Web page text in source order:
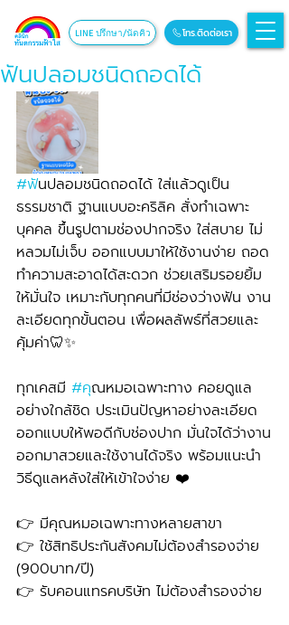
โทร.ติดต่อเรา
LINE ปรึกษา/นัดคิว
ฟันปลอมชนิดถอดได้
#ฟันปลอมชนิดถอดได้ ใส่แล้วดูเป็น
ธรรมชาติ ฐานแบบอะคริลิค สั่งทำเฉพาะ
บุคคล ขึ้นรูปตามช่องปากจริง ใส่สบาย ไม่
หลวมไม่เจ็บ ออกแบบมาให้ใช้งานง่าย ถอด
ทำความสะอาดได้สะดวก ช่วยเสริมรอยยิ้ม
ให้มั่นใจ เหมาะกับทุกคนที่มีช่องว่างฟัน งาน
ละเอียดทุกขั้นตอน เพื่อผลลัพธ์ที่สวยและ
คุ้มค่า🦷✨
ทุกเคสมี #คุณหมอเฉพาะทาง คอยดูแล
อย่างใกล้ชิด ประเมินปัญหาอย่างละเอียด
ออกแบบให้พอดีกับช่องปาก มั่นใจได้ว่างาน
ออกมาสวยและใช้งานได้จริง พร้อมแนะนำ
วิธีดูแลหลังใส่ให้เข้าใจง่าย ❤️
👉 มีคุณหมอเฉพาะทางหลายสาขา
👉 ใช้สิทธิประกันสังคมไม่ต้องสำรองจ่าย
(900บาท/ปี)
👉 รับคอนแทรคบริษัท ไม่ต้องสำรองจ่าย